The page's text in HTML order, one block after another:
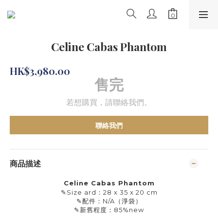
Celine Cabas Phantom
HK$3,980.00
售完
若想購買，請聯絡我們。
聯絡我們
商品描述
Celine Cabas Phantom
✎Size ard：28 x 35 x 20 cm
✎配件：N/A（淨袋）
✎新舊程度：85%new